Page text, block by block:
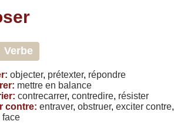
Verbe
: objecter, prétexter, répondre
: mettre en balance
: contrecarrer, contredire, résister
contre: entraver, obstruer, exciter contre,
face